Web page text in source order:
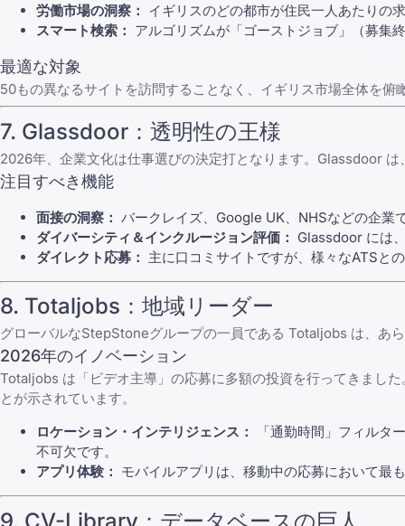
労働市場の洞察： イギリスのどの都市が住民一人あたりの
スマート検索： アルゴリズムが「ゴーストジョブ」（募集
最適な対象
50もの異なるサイトを訪問することなく、イギリス市場全体を俯
7. Glassdoor ：透明性の王様
2026年、企業文化は仕事選びの決定打となります。 Glassdoor は
注目すべき機能
面接の洞察： バークレイズ、Google UK、NHSなどの企業
ダイバーシティ＆インクルージョン評価： Glassdoor には
ダイレクト応募： 主に口コミサイトですが、様々なATSと
8. Totaljobs ：地域リーダー
グローバルなStepStoneグループの一員である Totaljobs は、あ
2026年のイノベーション
Totaljobs は「ビデオ主導」の応募に多額の投資を行ってきまし
とが示されています。
ロケーション・インテリジェンス：
「通勤時間」フィルタ
不可欠です。
アプリ体験： モバイルアプリは、移動中の応募において最